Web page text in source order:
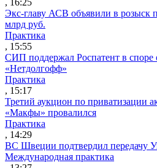
Экс-главу АСВ объявили в розыск
млрд руб.
Практика
, 15:55
СИП поддержал Роспатент в споре
«Нетдолгофф»
Практика
, 15:17
Третий аукцион по приватизации
«Макфы» провалился
Практика
, 14:29
ВС Швеции подтвердил передачу
Международная практика